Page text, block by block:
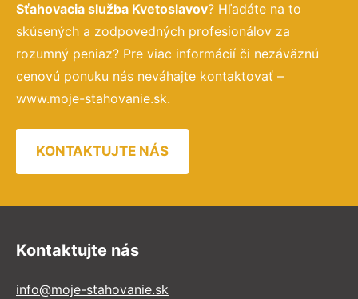
Sťahovacia služba Kvetoslavov? Hľadáte na to
skúsených a zodpovedných profesionálov za
rozumný peniaz? Pre viac informácií či nezáväznú
cenovú ponuku nás neváhajte kontaktovať –
www.moje-stahovanie.sk.
KONTAKTUJTE NÁS
Kontaktujte nás
info@moje-stahovanie.sk